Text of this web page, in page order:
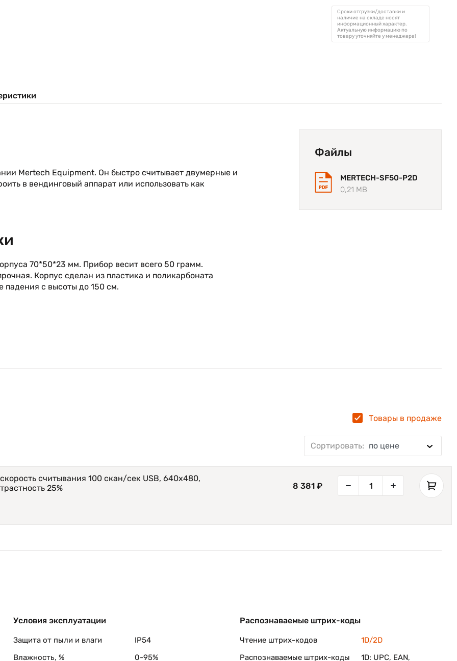
Сроки отгрузки/доставки и
наличие на складе носят
информационный характер.
Актуальную информацию по
товару уточняйте у менеджера!
Mertech Equipment. Он быстро считывает двумерные и
в вендинговый аппарат или использовать как
70*50*23 мм. Прибор весит всего 50 грамм.
Корпус сделан из пластика и поликарбоната
падения с высоты до 150 см.
USB-HID. Возможна эмуляция USB-COM, RS-232
Файлы
MERTECH-SF50-P2D
0,21 MB
Товары в продаже
Сортировать: по цене
считывания 100 скан/сек USB, 640х480,
25%
8 381 ₽
Условия эксплуатации
Защита от пыли и влаги
IP54
Влажность, %
0-95%
Распознаваемые штрих-коды
Чтение штрих-кодов
1D/2D
Распознаваемые штрих-коды
1D: UPC, EAN,